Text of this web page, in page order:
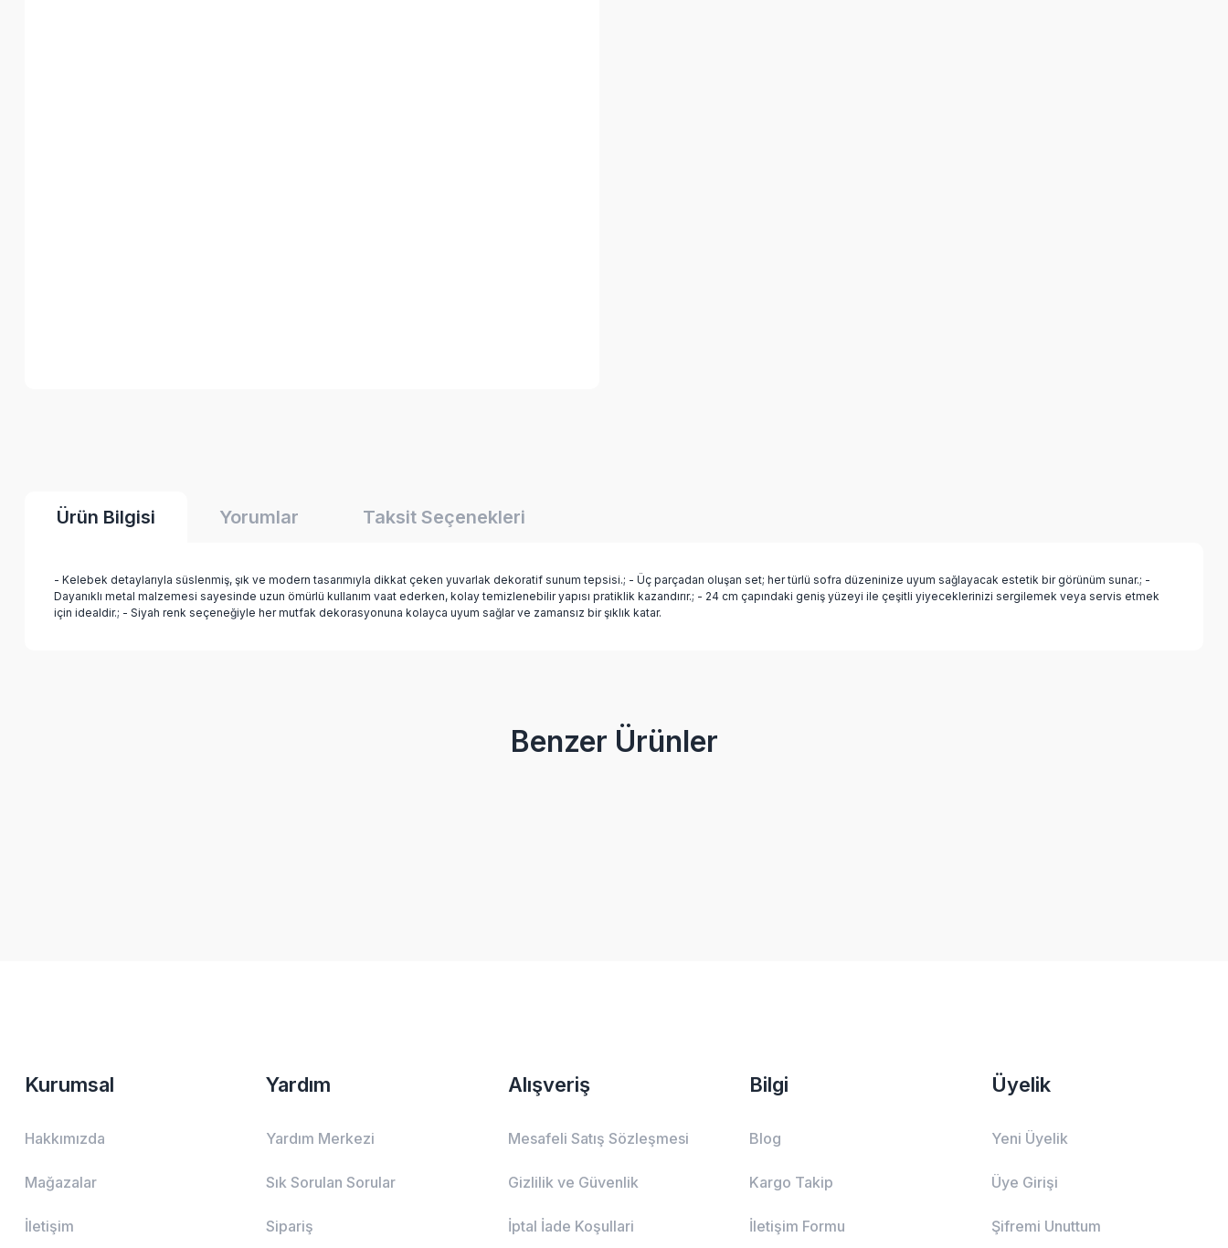
Ürün Bilgisi Yorumlar Taksit Seçenekleri
- Kelebek detaylarıyla süslenmiş, şık ve modern tasarımıyla dikkat çeken yuvarlak dekoratif sunum tepsisi.; - Üç parçadan oluşan set; her türlü sofra düzeninize uyum sağlayacak estetik bir görünüm sunar.; -
Dayanıklı metal malzemesi sayesinde uzun ömürlü kullanım vaat ederken, kolay temizlenebilir yapısı pratiklik kazandırır.; - 24 cm çapındaki geniş yüzeyi ile çeşitli yiyeceklerinizi sergilemek veya servis etmek
için idealdir.; - Siyah renk seçeneğiyle her mutfak dekorasyonuna kolayca uyum sağlar ve zamansız bir şıklık katar.
Benzer Ürünler
Kurumsal
Hakkımızda
Mağazalar
İletişim
Yardım
Yardım Merkezi
Sık Sorulan Sorular
Sipariş
Alışveriş
Mesafeli Satış Sözleşmesi
Gizlilik ve Güvenlik
İptal İade Koşullari
Bilgi
Blog
Kargo Takip
İletişim Formu
Üyelik
Yeni Üyelik
Üye Girişi
Şifremi Unuttum